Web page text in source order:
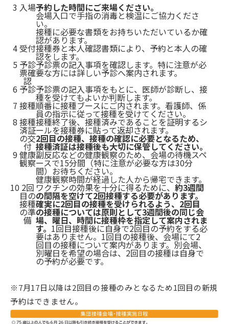
3 入場予約した時間にご来場ください。
会場入口で手指の消毒と検温にご協力くださ
い。
接種に必要な書類をお持ちいただいているか確
認があります。
4 受付接種券と本人確認書類により、予約と本人の確
認をします。
5 予診
票確
認
予診票の記入事項を確認します。特に注意が必
要な方には詳しい予診へ案内されます。
6 予診予診票の記入事項をもとに、医師が診断し、接
種を受けてもよいか判断します。
7 接種順番に接種ブースにご内されます。看護師、係
員の指示に従って接種を受けてください。
8 接種
済証
の交
付
接種終了後、接種済みであることを証明するシ
ールを接種券に貼って返却されます。
2回目の接種、接種の確認に必要となるため、
接種済証は接種後も大切に保管してください。
9健康
観察
副反応などの健康観察のため、会場の待機スペ
ースで15分間（特に注意が必要な方は30分
間）お待ちください。
健康観察時間が経過した人から帰宅できます。
10 2回
目の
接種
の準
備
ワクチンの効果を十分に得るために、 約3週間
の間隔を空けて2回接種する必要があります。
確実に2回目の接種を受けられるよう、2回目
の接種については原則として3週間後の同じ会
場、曜日、時間に接種枠を指定して案内されま
す。 1回目接種後に自身で2回目の予約をする必
要はありません。1回目の接種後、会場にて2
回目の接種について案内があります。別会場、
別曜日を希望の場合は、2回目の接種は自身で
の予約が必要です。
※7月17日以降は2回目の接種のみとなるため1回目の新規
予約はできません。